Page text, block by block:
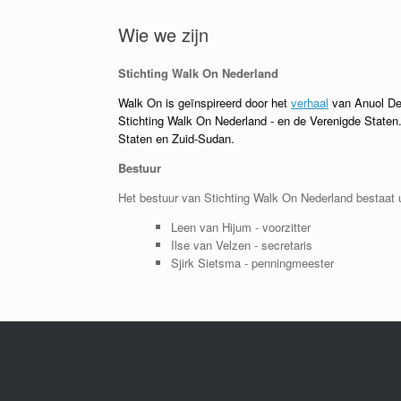
Wie we zijn
Stichting Walk On Nederland
Walk On is geïnspireerd door het verhaal van Anuol
Stichting Walk On Nederland - en de Verenigde
Staten en Zuid-Sudan.
Bestuur
Het bestuur van Stichting Walk On Nederland bestaat
Leen van Hijum - voorzitter
Ilse van Velzen - secretaris
Sjirk Sietsma - penningmeester